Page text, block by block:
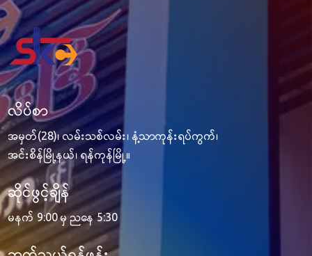
လိပ်စာ
အမှတ်(28)၊ လမ်းသစ်လမ်း၊ နံ့သာကုန်းရပ်ကွက်၊
အင်းစိန်မြို့နယ်၊ ရန်ကုန်မြို့။
ဆိုင်ဖွင့်ချိန်
မနက် 9:00 မှ ညနေ 5:30